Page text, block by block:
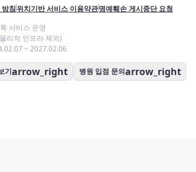
침위치기반 서비스 이용약관명예훼손 게시중단 요청
서비스 운영
리적 인프라 제외)
~ 2027.02.06
기arrow_right 병원 입점 문의arrow_right